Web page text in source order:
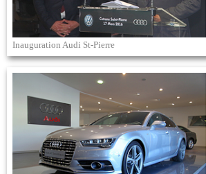
Inauguration Audi St-Pierre